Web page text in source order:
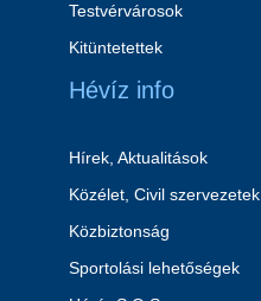
Testvérvárosok
Kitüntetettek
Hévíz info
Hírek, Aktualitások
Közélet, Civil szervezetek
Közbiztonság
Sportolási lehetőségek